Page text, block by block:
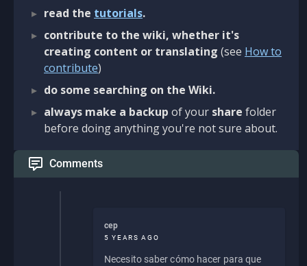
read the tutorials.
contribute to the wiki, whether it's
creating content or translating (see How to
contribute)
do some searching on the Wiki.
always make a backup of your share folder
before doing anything you're not sure about.
Comments
cep
5 YEARS AGO
Necesito saber cómo hacer para que